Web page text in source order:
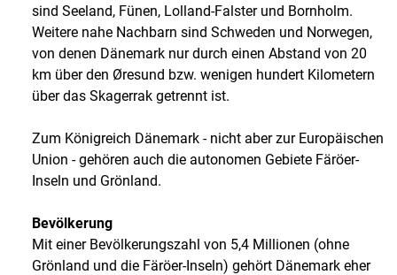
sind Seeland, Fünen, Lolland-Falster und Bornholm.
Weitere nahe Nachbarn sind Schweden und Norwegen,
von denen Dänemark nur durch einen Abstand von 20
km über den Øresund bzw. wenigen hundert Kilometern
über das Skagerrak getrennt ist.
Zum Königreich Dänemark - nicht aber zur Europäischen
Union - gehören auch die autonomen Gebiete Färöer-
Inseln und Grönland.
Bevölkerung
Mit einer Bevölkerungszahl von 5,4 Millionen (ohne
Grönland und die Färöer-Inseln) gehört Dänemark eher